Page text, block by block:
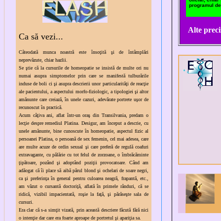
Ca să vezi...
Câteodată munca noastră este însoţită şi de întâmplări
neprevăzute, chiar hazlii.
Se ştie că la cursurile de homeopatie se insistă de multe ori nu
numai asupra simptomelorprin care se manifestă tulburările
induse de boli ci şi asupra descrierii unor particularităţi de reacţie
ale pacientului, a aspectului morfo-fiziologic, a tipologiei şi altor
amănunte care creiază, în unele cazuri, adevărate portrete uşor de
recunoscut în practică.
Acum câţiva ani, aflat într-un oraş din Transilvania, predam o
lecţie despre remediul Platina. Desigur, am început a descrie, cu
unele amănunte, bine cunoscute în homeopatie, aspectul fizic al
persoanei Platina, o persoană de sex femenin, cel mai adesea, care
are multe acuze de ordin sexual şi care preferă de regulă coafuri
extravagante, cu pălărie cu tot felul de zorzoane, o îmbrăcăminte
ţipătoare, pozând şi adoptând poziţii provocatoare. Când am
adăogat că îi place să aibă părul blond şi ochelari de soare negri,
ca şi preferinţa în general pentru culoarea neagră, frapantă, etc.,
am văzut o cursantă doctoriţă, aflată în primele rânduri, că se
ridică, vizibil impacientată, roşie la faţă, şi părăseşte sala de
cursuri.
Era clar că s-a simţit vizată, prin această descriere făcută fără nici
o intenţie dar care era foarte aproape de portretul şi apariţia sa.
programul
Alte